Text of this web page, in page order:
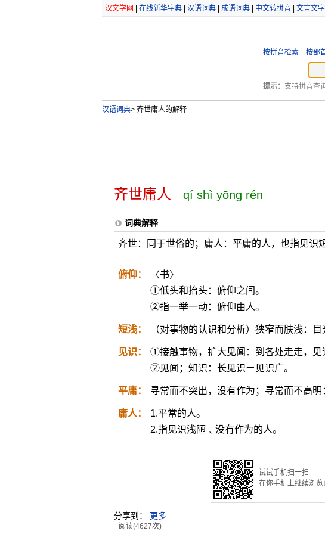
汉文学网 在线新华字典| 汉语词典| 成语词典| 中文转拼音| 文言文
按拼音检索 按部
提示： 支持拼音查
汉语词典>齐世庸人的解释
齐世庸人 qí shì yōng rén
词典解释
齐世：同于世俗的；庸人：平庸的人，也指见识
俯仰：
〈书〉
①低头和抬头：俯仰之间。
②指一举一动：俯仰由人。
短浅： （对事物的认识和分析）狭窄而肤浅：
见识：
①接触事物，扩大见闻：到各处走走，见
②见闻；知识：长见识ㄧ见识广。
平庸： 寻常而不突出，没有作为；寻常而不高明
庸人：
1.平常的人。
2.指见识浅陋﹑没有作为的人。
试试手机扫一扫
在你手机上继续浏览
分享到： 更多
阅读(4627次)